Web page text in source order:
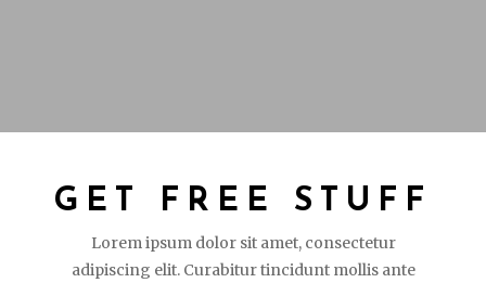
GET FREE STUFF
Lorem ipsum dolor sit amet, consectetur
adipiscing elit. Curabitur tincidunt mollis ante